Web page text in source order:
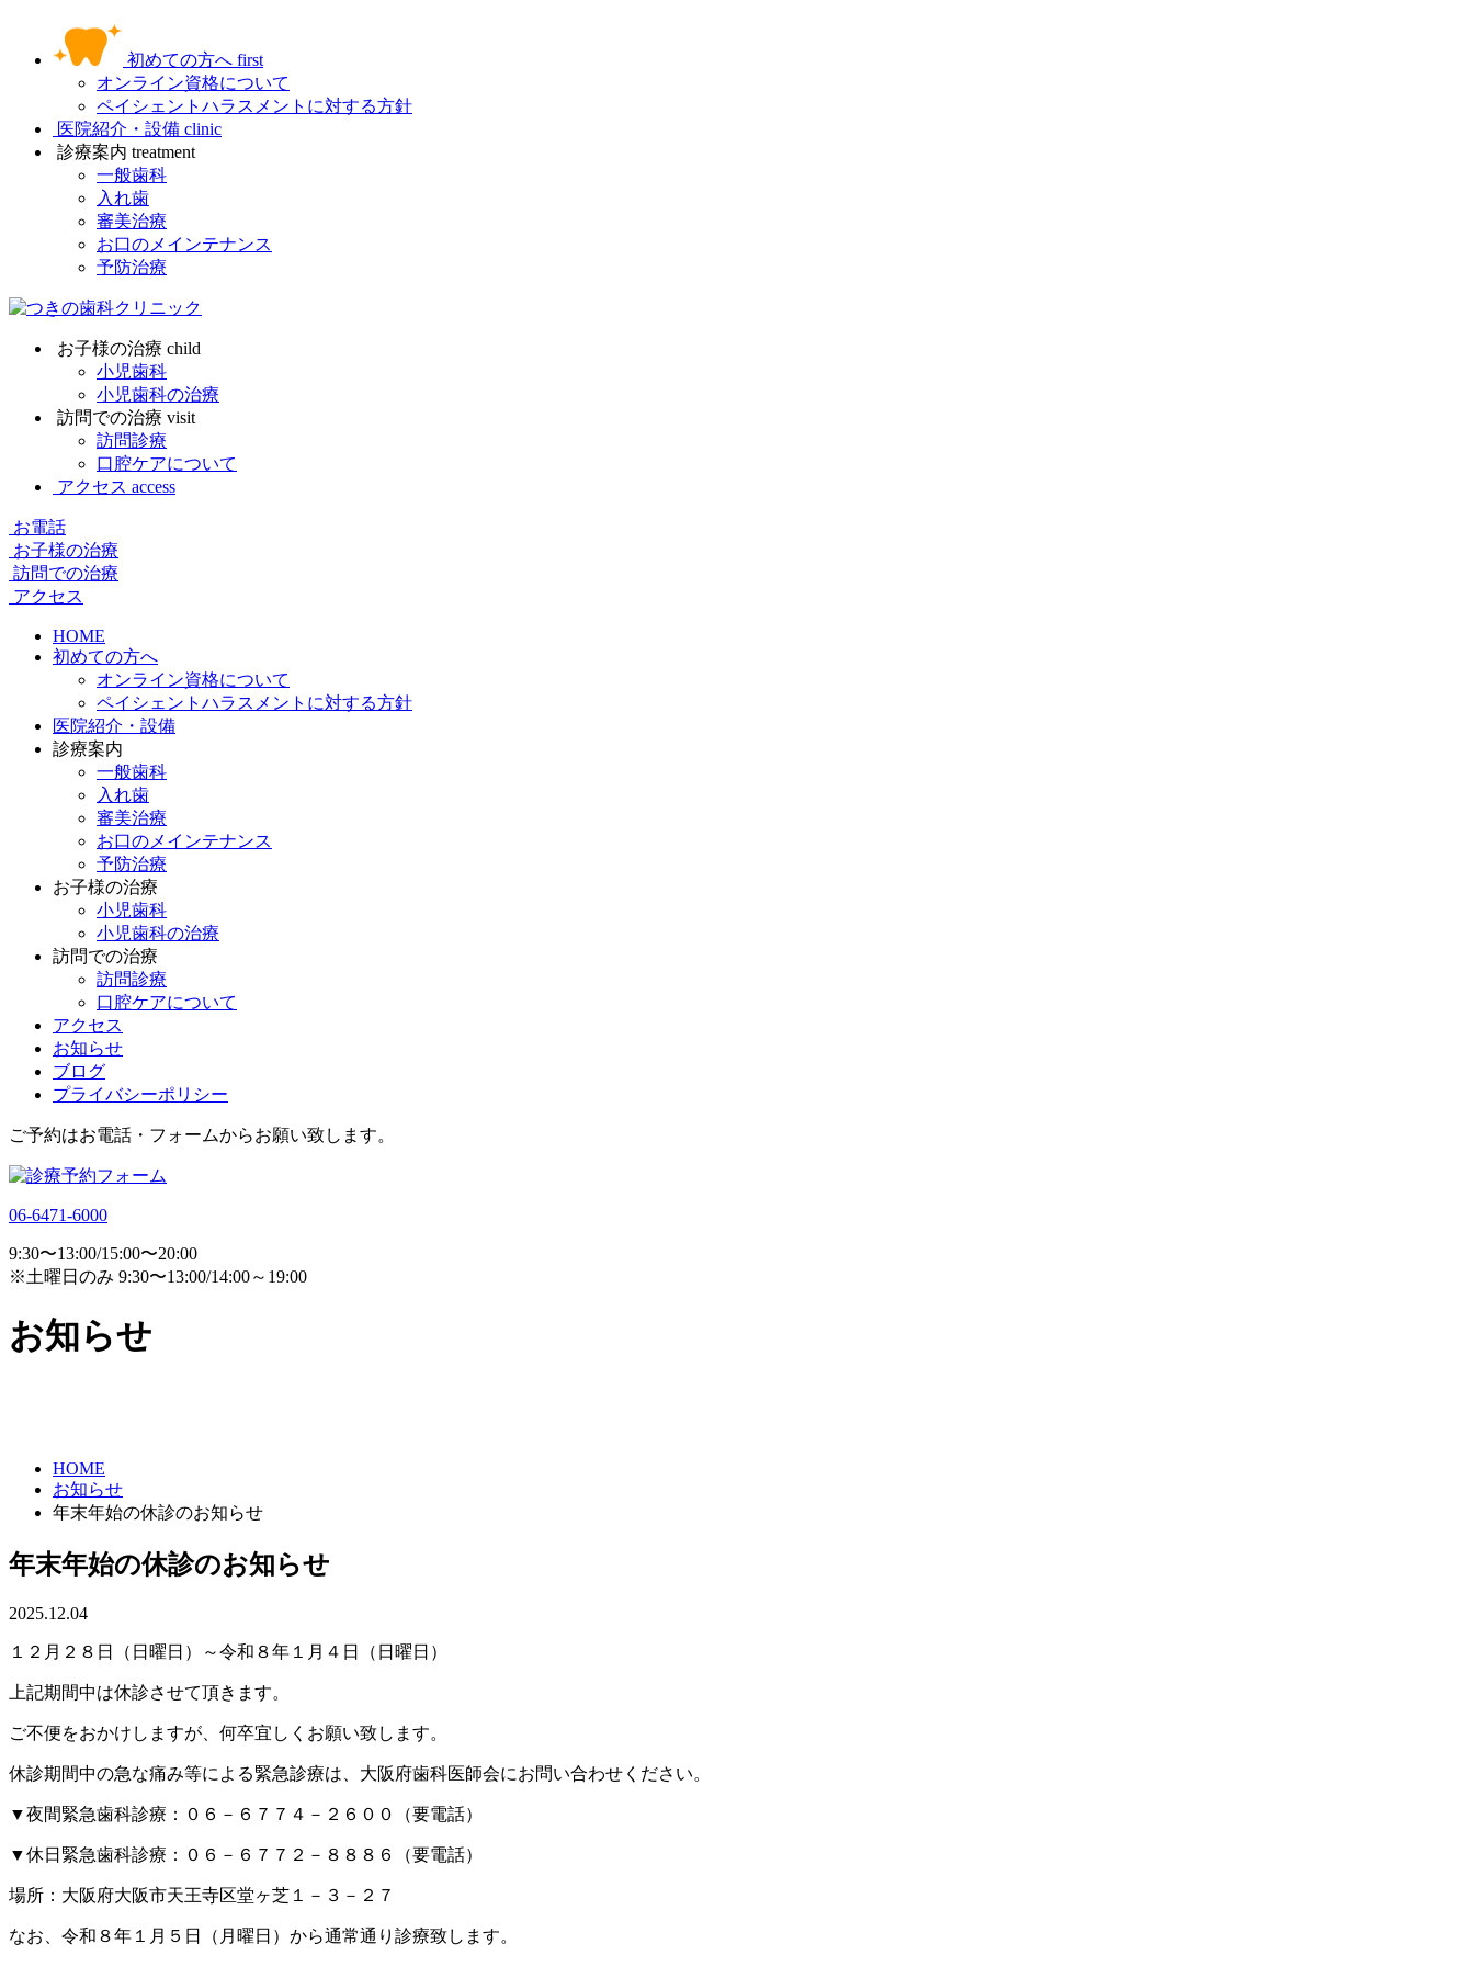
初めての方へ first
オンライン資格について
ペイシェントハラスメントに対する方針
医院紹介・設備 clinic
診療案内 treatment
一般歯科
入れ歯
審美治療
お口のメインテナンス
予防治療
お子様の治療 child
小児歯科
小児歯科の治療
訪問での治療 visit
訪問診療
口腔ケアについて
アクセス access
お電話
お子様の治療
訪問での治療
アクセス
HOME
初めての方へ
オンライン資格について
ペイシェントハラスメントに対する方針
医院紹介・設備
診療案内
一般歯科
入れ歯
審美治療
お口のメインテナンス
予防治療
お子様の治療
小児歯科
小児歯科の治療
訪問での治療
訪問診療
口腔ケアについて
アクセス
お知らせ
ブログ
プライバシーポリシー
ご予約はお電話・フォームからお願い致します。
06-6471-6000
9:30〜13:00/15:00〜20:00
※土曜日のみ 9:30〜13:00/14:00～19:00
お知らせ
HOME
お知らせ
年末年始の休診のお知らせ
年末年始の休診のお知らせ
2025.12.04
１２月２８日（日曜日）～令和８年１月４日（日曜日）
上記期間中は休診させて頂きます。
ご不便をおかけしますが、何卒宜しくお願い致します。
休診期間中の急な痛み等による緊急診療は、大阪府歯科医師会にお問い合わせください。
▼夜間緊急歯科診療：０６－６７７４－２６００（要電話）
▼休日緊急歯科診療：０６－６７７２－８８８６（要電話）
場所：大阪府大阪市天王寺区堂ヶ芝１－３－２７
なお、令和８年１月５日（月曜日）から通常通り診療致します。